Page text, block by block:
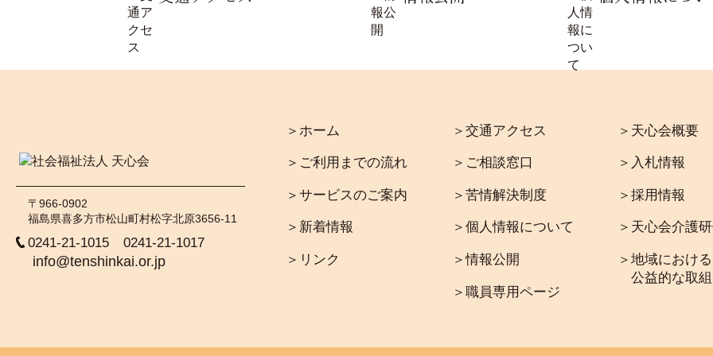
〒966-0902
福島県喜多方市松山町村松字北原3656-11
0241-21-1015 0241-21-1017
info@tenshinkai.or.jp
＞ホーム
＞ご利用までの流れ
＞サービスのご案内
＞新着情報
＞リンク
＞交通アクセス
＞ご相談窓口
＞苦情解決制度
＞個人情報について
＞情報公開
＞職員専用ページ
＞天心会概要
＞入札情報
＞採用情報
＞天心会介護
＞地域における
公益的な取組